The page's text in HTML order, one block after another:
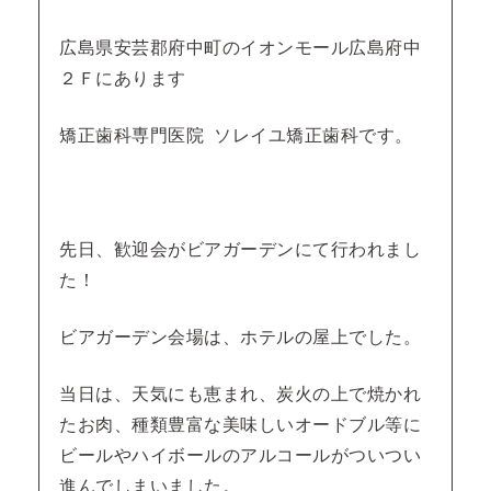
広島県安芸郡府中町のイオンモール広島府中
２Ｆにあります
矯正歯科専門医院 ソレイユ矯正歯科です。
先日、歓迎会がビアガーデンにて行われまし
た！
ビアガーデン会場は、ホテルの屋上でした。
当日は、天気にも恵まれ、炭火の上で焼かれ
たお肉、種類豊富な美味しいオードブル等に
ビールやハイボールのアルコールがついつい
進んでしまいました。